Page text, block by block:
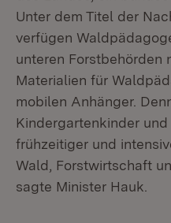
Unter dem Titel der
verfügen
unteren Forstbehörden
Materialien für
mobilen Anhänger.
Kindergartenkinder
frühzeitiger und
Wald, Forstwirtschaft
sagte Minister Hauk.